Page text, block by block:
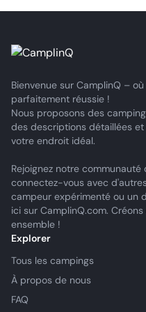
Bienvenue sur CamplinQ –
parfaitement réussie !
Nous proposons des
des descriptions détaillées
votre endroit idéal.
Rejoignez notre
connectez-vous avec
campeur expérimenté ou un
ici sur CamplinQ.com.
ensemble !
Explorer
Tous les campings
À propos de nous
FAQ